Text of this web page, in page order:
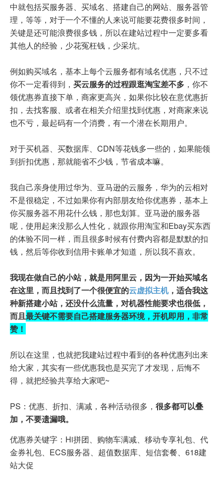
中就包括买服务器、买域名、搭建自己的网站、服务器管
理，等等，对于一个不懂的人来说可能要花费很多时间，
关键是还可能浪费很多钱，所以在建站过程中一定要多看
其他人的经验，少花冤枉钱，少采坑。
例如购买域名，基本上每个云服务都有域名优惠，只不过
你不一定看得到， 买云服务的过程跟逛淘宝差不多 ，你不
领优惠券直接下单，商家更高兴，如果你比较在意优惠折
扣，去找客服、或者在相关介绍里找到优惠，对商家来说
也不亏，最起码有一个消费，有一个潜在长期用户。
对于买机器、买数据库、CDN等花钱多一些的，如果能领
到折扣优惠，那就能省不少钱，节省成本嘛。
我自己亲身使用过华为、亚马逊的云服务，华为的云相对
不是很稳定，不过如果你有内部朋友给你优惠券，基本上
你买服务器不用花什么钱，那也划算。亚马逊的服务器
呢，使用起来没那么人性化，就跟你用淘宝和Ebay买东西
的体验不同一样，而且很多时候有付费内容都是默默的扣
钱，然后等你收到信用卡账单才知道，所以我不喜欢。
我现在做自己的小站，就是用阿里云，因为一开始买域名
在这里，而且找到了一个很便宜的云虚拟主机，适合我这
种新搭建小站，还没什么流量，对机器性能要求也很低，
而且最关键不需要自己搭建服务器环境，开机即用，非常
赞！
所以在这里，也就把我建站过程中看到的各种优惠列出来
给大家，其实有一些优惠我也是买完了才发现，后悔不
得，就把经验共享给大家吧~
PS：优惠、折扣、满减，各种活动很多， 很多都可以叠
加，不要遗漏哦。
优惠券关键字：Hi拼团、购物车满减、移动专享礼包、代
金券礼包、ECS服务器、超值数据库、短信套餐、618建
站大促